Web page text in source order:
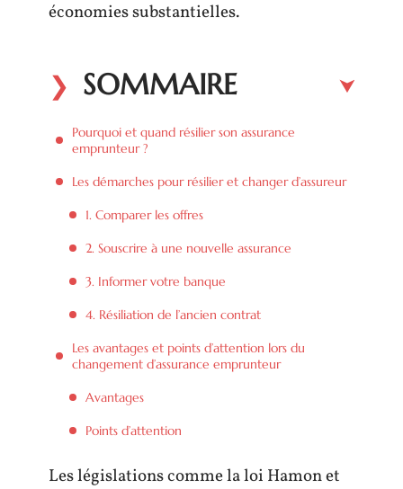
économies substantielles.
SOMMAIRE
Pourquoi et quand résilier son assurance
emprunteur ?
Les démarches pour résilier et changer d’assureur
1. Comparer les offres
2. Souscrire à une nouvelle assurance
3. Informer votre banque
4. Résiliation de l’ancien contrat
Les avantages et points d’attention lors du
changement d’assurance emprunteur
Avantages
Points d’attention
Les législations comme la loi Hamon et